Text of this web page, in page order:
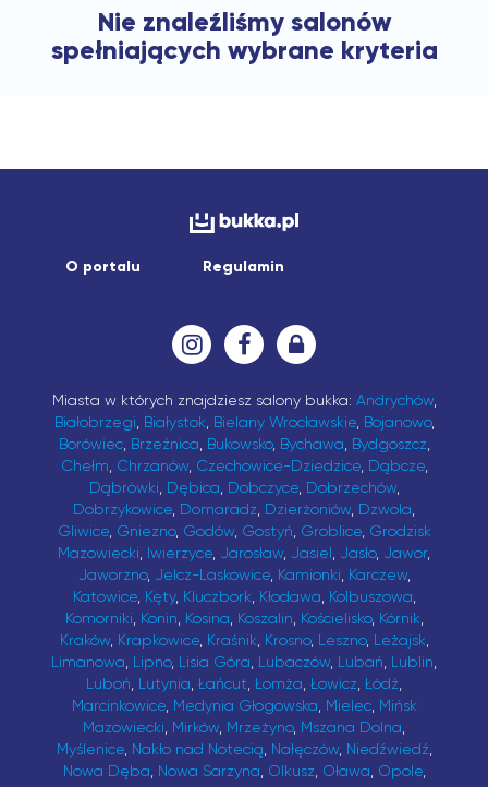
Nie znaleźliśmy salonów
spełniających wybrane kryteria
O portalu Regulamin
Miasta w których znajdziesz salony bukka: Andrychów,
Białobrzegi, Białystok, Bielany Wrocławskie, Bojanowo,
Borówiec, Brzeźnica, Bukowsko, Bychawa, Bydgoszcz,
Chełm, Chrzanów, Czechowice-Dziedzice, Dąbcze,
Dąbrówki, Dębica, Dobczyce, Dobrzechów,
Dobrzykowice, Domaradz, Dzierżoniów, Dzwola,
Gliwice, Gniezno, Godów, Gostyń, Groblice, Grodzisk
Mazowiecki, Iwierzyce, Jarosław, Jasiel, Jasło, Jawor,
Jaworzno, Jelcz-Laskowice, Kamionki, Karczew,
Katowice, Kęty, Kluczbork, Kłodawa, Kolbuszowa,
Komorniki, Konin, Kosina, Koszalin, Kościelisko, Kórnik,
Kraków, Krapkowice, Kraśnik, Krosno, Leszno, Leżajsk,
Limanowa, Lipno, Lisia Góra, Lubaczów, Lubań, Lublin,
Luboń, Lutynia, Łańcut, Łomża, Łowicz, Łódź,
Marcinkowice, Medynia Głogowska, Mielec, Mińsk
Mazowiecki, Mirków, Mrzeżyno, Mszana Dolna,
Myślenice, Nakło nad Notecią, Nałęczów, Niedźwiedź,
Nowa Dęba, Nowa Sarzyna, Olkusz, Oława, Opole,